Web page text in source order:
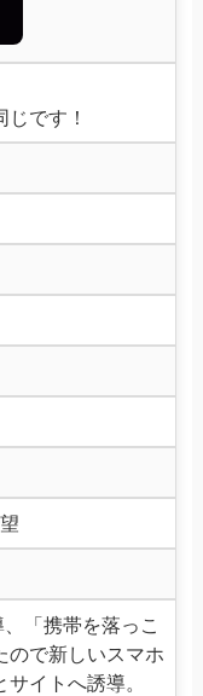
じです！
「携帯を落っこ
ので新しいスマホ
イトへ誘導。